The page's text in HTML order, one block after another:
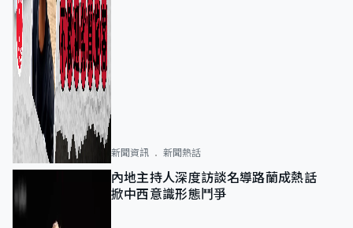
新聞資訊 新聞熱話
內地主持人深度訪談名導路蘭成熱話
掀中西意識形態鬥爭